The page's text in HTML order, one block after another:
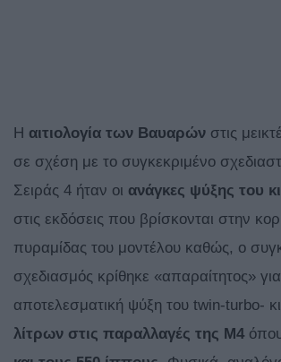
Η αιτιολογία των Βαυαρών στις
σε σχέση με το συγκεκριμένο
Σειράς 4 ήταν οι ανάγκες ψύξης του
στις εκδόσεις που βρίσκονται στην
πυραμίδας του μοντέλου καθώς, ο
σχεδιασμός κρίθηκε «απαραίτητος»
αποτελεσματική ψύξη του twin-turbo-
λίτρων στις παραλλαγές της Μ4